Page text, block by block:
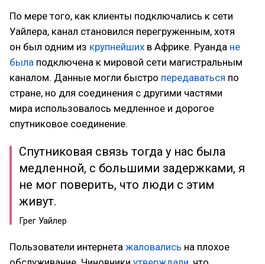
По мере того, как клиенты подключались к сети
Уайлера, канал становился перегруженным, хотя
он был одним из крупнейших в Африке. Руанда не
была подключена к мировой сети магистральным
каналом. Данные могли быстро передаваться по
стране, но для соединения с другими частями
мира использовалось медленное и дорогое
спутниковое соединение.
Спутниковая связь тогда у нас была
медленной, с большими задержками, я
не мог поверить, что люди с этим
живут.
Грег Уайлер
Пользователи интернета жаловались на плохое